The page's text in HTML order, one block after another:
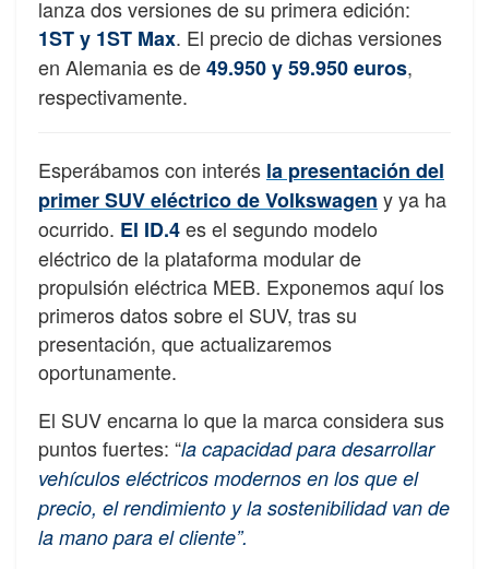
lanza dos versiones de su primera edición:
1ST y 1ST Max. El precio de dichas versiones
en Alemania es de49.950 y 59.950 euros,
respectivamente.
Esperábamos con interés la presentación del
primer SUV eléctrico de Volkswagen y ya ha
ocurrido. El ID.4es el segundo modelo
eléctrico de la plataforma modular de
propulsión eléctrica MEB. Exponemos aquí los
primeros datos sobre el SUV, tras su
presentación, que actualizaremos
oportunamente.
El SUV encarna lo que la marca considera sus
puntos fuertes: “la capacidad para desarrollar
vehículos eléctricos modernos en los que el
precio, el rendimiento y la sostenibilidad van de
la mano para el cliente”.